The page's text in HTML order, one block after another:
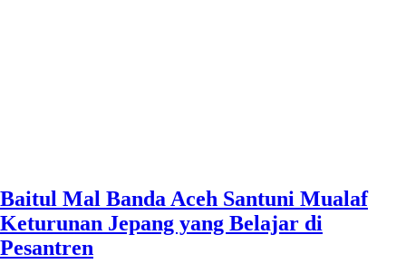
Baitul Mal Banda Aceh Santuni Mualaf
Keturunan Jepang yang Belajar di
Pesantren